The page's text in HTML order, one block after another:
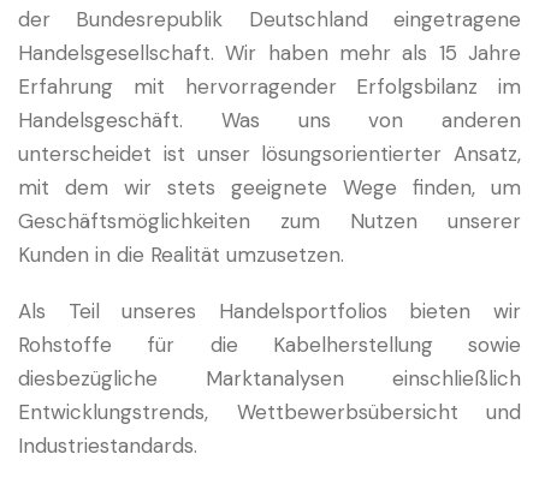
der Bundesrepublik Deutschland eingetragene
Handelsgesellschaft. Wir haben mehr als 15 Jahre
Erfahrung mit hervorragender Erfolgsbilanz im
Handelsgeschäft. Was uns von anderen
unterscheidet ist unser lösungsorientierter Ansatz,
mit dem wir stets geeignete Wege finden, um
Geschäftsmöglichkeiten zum Nutzen unserer
Kunden in die Realität umzusetzen.
Als Teil unseres Handelsportfolios bieten wir
Rohstoffe für die Kabelherstellung sowie
diesbezügliche Marktanalysen einschließlich
Entwicklungstrends, Wettbewerbsübersicht und
Industriestandards.